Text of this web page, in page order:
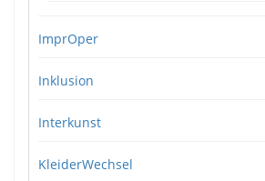
ImprOper
Inklusion
Interkunst
KleiderWechsel